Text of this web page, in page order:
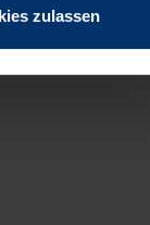
zulassen